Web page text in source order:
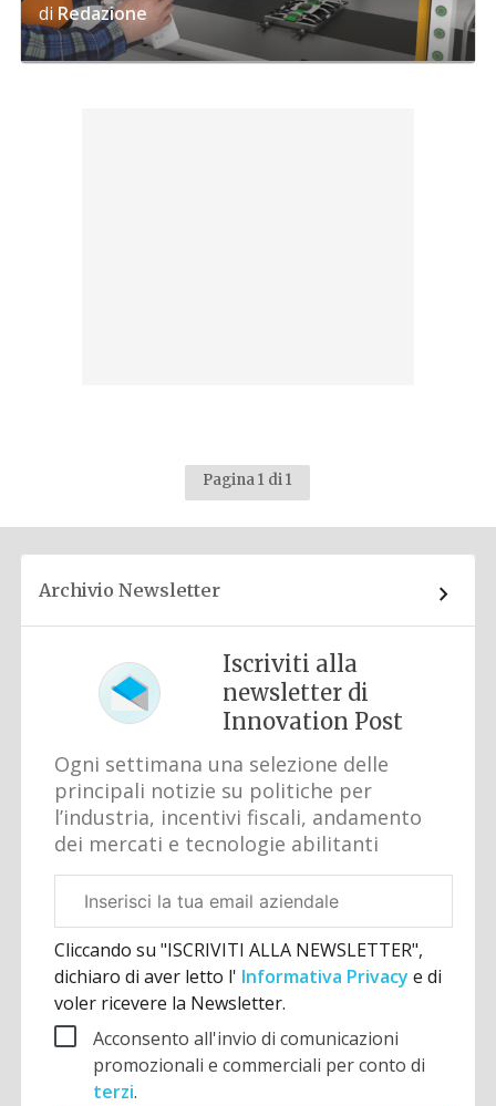
di Redazione
Pagina 1 di 1
Archivio Newsletter
Iscriviti alla
newsletter di
Innovation Post
Ogni settimana una selezione delle
principali notizie su politiche per
l’industria, incentivi fiscali, andamento
dei mercati e tecnologie abilitanti
aziendale
Cliccando su "ISCRIVITI ALLA NEWSLETTER",
dichiaro di aver letto l' Informativa Privacye di
voler ricevere la Newsletter.
Acconsento all'invio di comunicazioni
promozionali e commerciali per conto di
terzi.